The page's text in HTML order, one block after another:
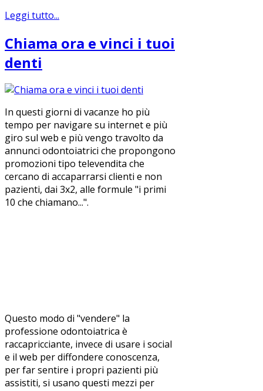
Leggi tutto...
Chiama ora e vinci i tuoi
denti
In questi giorni di vacanze ho più
tempo per navigare su internet e più
giro sul web e più vengo travolto da
annunci odontoiatrici che propongono
promozioni tipo televendita che
cercano di accaparrarsi clienti e non
pazienti, dai 3x2, alle formule "i primi
10 che chiamano...".
Questo modo di "vendere" la
professione odontoiatrica è
raccapricciante, invece di usare i social
e il web per diffondere conoscenza,
per far sentire i propri pazienti più
assistiti, si usano questi mezzi per